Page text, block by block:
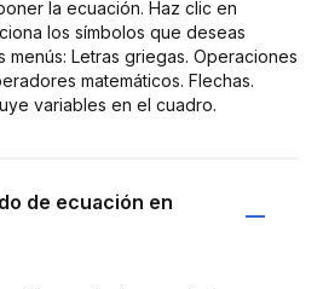
la ecuación. Haz clic en
los símbolos que deseas
Letras griegas. Operaciones
matemáticos. Flechas.
variables en el cuadro.
de ecuación en